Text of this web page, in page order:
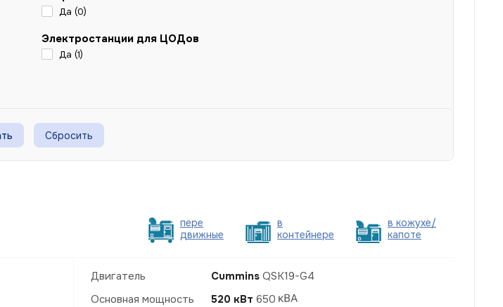
Да (0)
Электростанции для ЦОДов
Да (1)
Сбросить
пере
движные
в
контейнере
в кожухе/
капоте
Двигатель Cummins QSK19-G4
Основная мощность
520 кВт 650